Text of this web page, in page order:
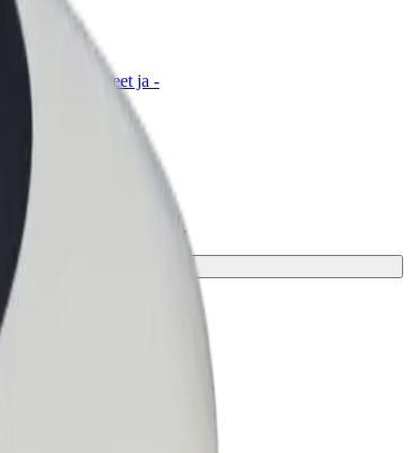
Bolt-tuotteet ja -
matkaasi varten.